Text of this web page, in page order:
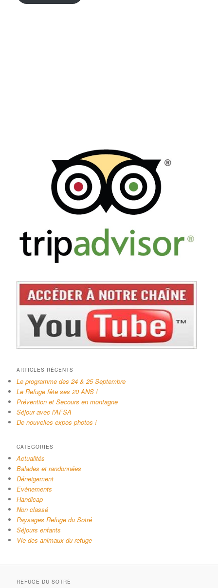
ARTICLES RÉCENTS
Le programme des 24 & 25 Septembre
Le Refuge fête ses 20 ANS !
Prévention et Secours en montagne
Séjour avec l’AFSA
De nouvelles expos photos !
CATÉGORIES
Actualités
Balades et randonnées
Déneigement
Evènements
Handicap
Non classé
Paysages Refuge du Sotré
Séjours enfants
Vie des animaux du refuge
REFUGE DU SOTRÉ